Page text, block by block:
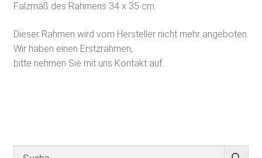
Falzmaß des Rahmens 34 x 35 cm.
Dieser Rahmen wird vom Hersteller nicht mehr angeboten.
Wir haben einen Erstzrahmen,
bitte nehmen Sie mit uns Kontakt auf.